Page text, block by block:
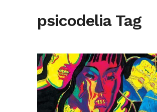
psicodelia Tag